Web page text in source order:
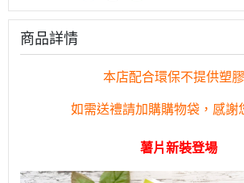
商品詳情
本店配合環保不提供塑
如需送禮請加購購物袋， 感謝
薯片新裝登場